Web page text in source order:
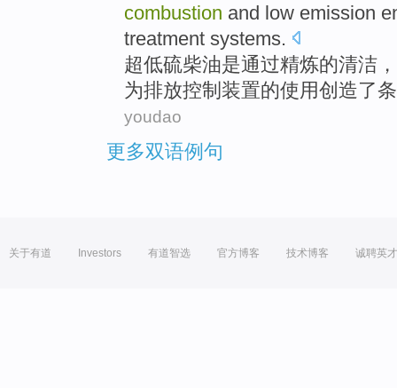
combustion and low emission
treatment systems.
超低硫柴油是通过精炼的清洁
为排放控制装置的使用创造了
youdao
更多双语例句
关于有道 Investors 有道智选 官方博客 技术博客 诚聘英才